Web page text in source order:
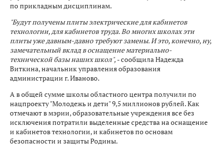
по прикладным дисциплинам.
"Будут получены плиты электрические для кабинетов
технологии, для кабинетов труда. Во многих школах эти
плиты уже давным-давно требуют замены. И это, конечно, ну,
замечательный вклад в оснащение материально-
технической базы наших школ", - сообщила Надежда
Виткина, начальник управления образования
администрации г. Иваново.
А в общей сумме школы областного центра получили по
нацпроекту "Молодежь и дети" 9,5 миллионов рублей. Как
отмечают в мэрии, образовательные учреждения все без
исключения потратили выделенные средства на оснащение
и кабинетов технологии, и кабинетов по основам
безопасности и защиты Родины.